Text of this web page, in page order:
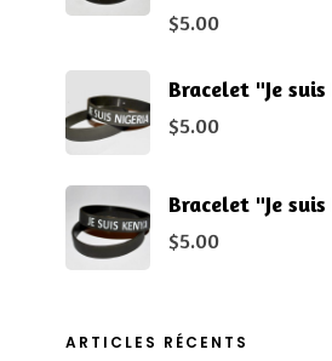
$5.00
Bracelet "Je
$5.00
Bracelet "Je
$5.00
ARTICLES RÉCENTS